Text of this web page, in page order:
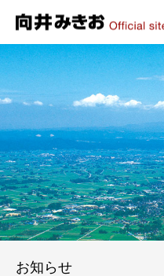
お知らせ
HOME
プロフィール
政策
活動報告